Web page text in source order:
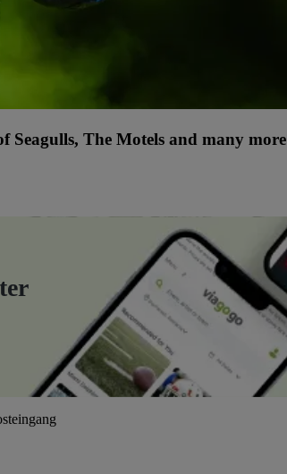
The Motels and many more